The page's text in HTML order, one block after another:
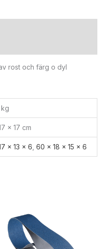
rost och färg o dyl
kg
× 17 cm
x 13 x 6, 60 x 18 x 15 x 6